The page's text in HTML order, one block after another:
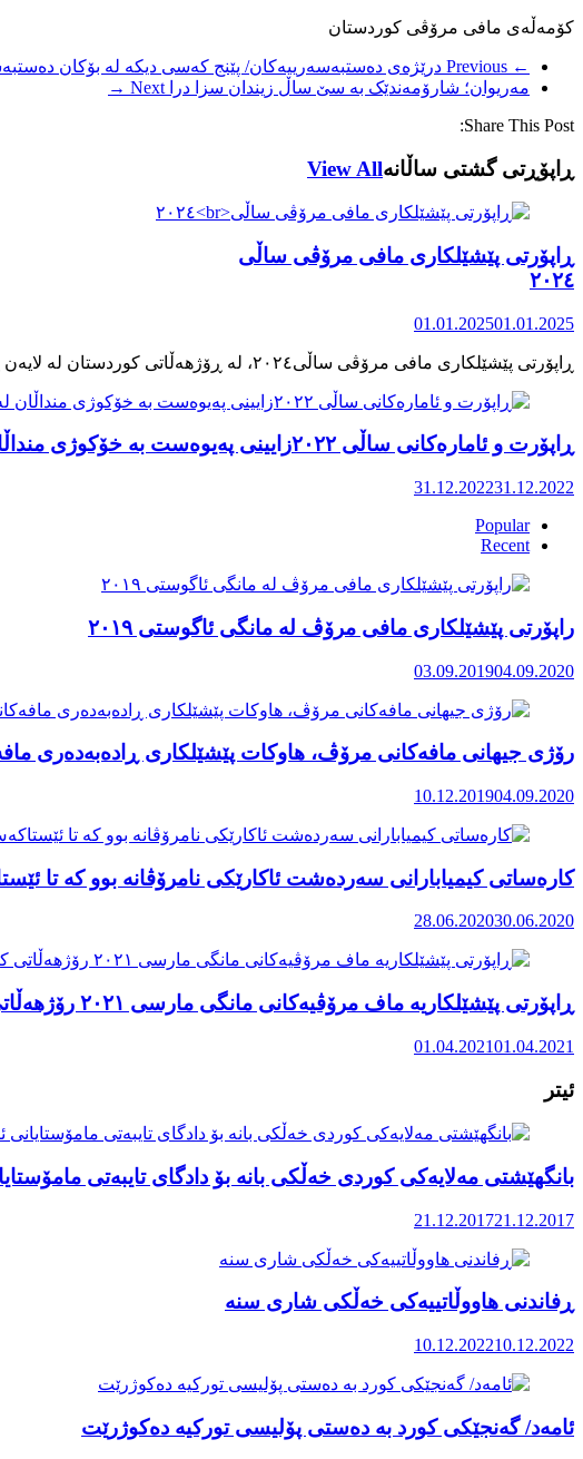
کۆمەڵەی مافی مرۆڤی کوردستان
← Previous
درێژەی دەستبەسەرییەکان/ پێنج کەسی دیکە لە بۆکان
مەریوان؛ شارۆمەندێک بە سێ ساڵ زیندان سزا درا Next →
Share This Post:
ڕاپۆڕتی گشتی ساڵانهView All
ڕاپۆرتی پێشێلکاری مافی مرۆڤی ساڵی
٢٠٢٤
01.01.202501.01.2025
ڕاپۆرت و ئامارەکانی ساڵی ٢٠٢٢زایینی پەیوەست بە خۆکوژی منداڵان لە کوردستان
31.12.202231.12.2022
Popular
Recent
راپۆرتی پێشێلكاری مافی مرۆڤ له‌ مانگی ئاگوستی ٢٠١٩
03.09.201904.09.2020
رۆژی جیهانی مافەکانی مرۆڤ، هاوکات پێشێلکاری ڕادەبەدەری
10.12.201904.09.2020
کارەساتی کیمیابارانی سەردەشت ئاکارێکی نامرۆڤانە بوو کە تا
28.06.202030.06.2020
ڕاپۆرتی پێشێلکاریە ماف مرۆڤیەکانی مانگی مارسی ٢٠٢١ رۆژهەڵاتی کوردستان
01.04.202101.04.2021
ئیتر
بانگهێشتی مەلایەکی کوردی خەڵکی بانە بۆ دادگای تایبەتی
21.12.201721.12.2017
ڕفاندنی هاووڵاتییەکی خەڵکی شاری سنە
10.12.202210.12.2022
ئامەد/ گەنجێکی کورد بە دەستی پۆلیسی تورکیە دەکوژرێت